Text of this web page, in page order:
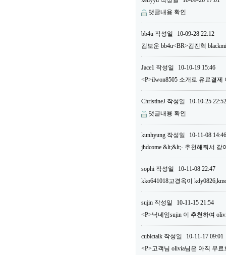
댓글내용 확인
bb4u 작성일
10-09-28 22:12
김보운 bb4u<BR>김진혁
Jace1 작성일
10-10-19 15:46
<P>ilwon8505 소개로 유료결
ChristineJ 작성일
10-10-25 22:52
댓글내용 확인
kunhyung 작성일
10-11-08 14:46
jhdcome &lt;&lt;- 추천해줘서
sophi 작성일
10-11-08 22:47
kko641018고경옥이
sujin 작성일
10-11-15 21:54
<P>닉네임sujin 이 추천하여
cubictalk 작성일
10-11-17 09:01
<P>고객님 olivia님은 아직 무